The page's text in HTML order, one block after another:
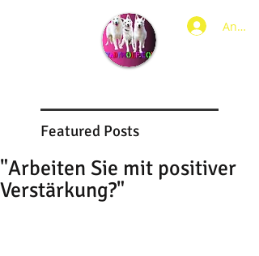
Featured Posts
"Arbeiten Sie mit positiver
Verstärkung?"